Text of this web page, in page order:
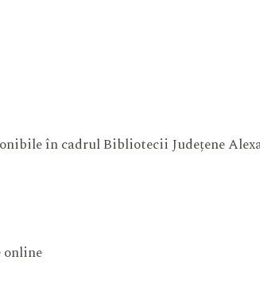
în cadrul Bibliotecii Județene
online